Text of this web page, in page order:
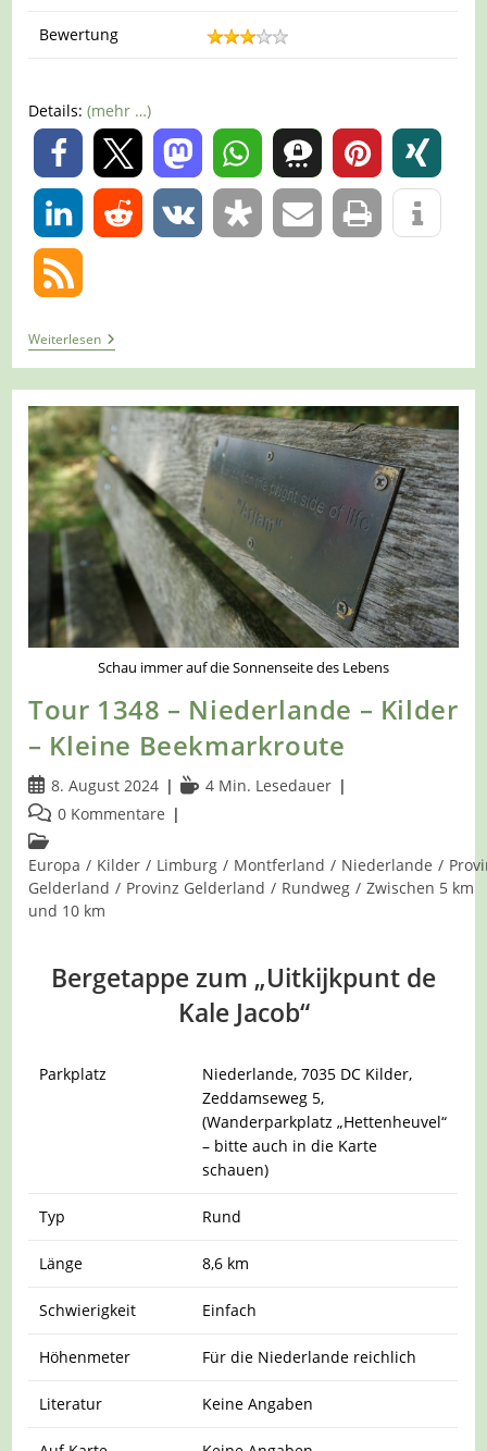
Bewertung
Details:(mehr …)
0
0
WeiterlesenTour
1379
–
Niederlande
–
Lingewaard-
Doornenburg
–
Einmal
Um
Die
Doornenburg
Schau immer auf die Sonnenseite des Lebens
Tour 1348 – Niederlande – Kilder
– Kleine Beekmarkroute
Beitrag
veröffentlicht:
8. August 2024 Lesedauer:
4 Min. Lesedauer
Beitrags-
Kommentare:
0 Kommentare
Beitrags-
Kategorie:
Europa / Kilder / Limburg / Montferland / Niederlande /
Gelderland / Provinz Gelderland / Rundweg / Zwischen 5 km
und 10 km
Bergetappe zum „Uitkijkpunt de
Kale Jacob“
Parkplatz
Niederlande, 7035 DC Kilder,
Zeddamseweg 5,
(Wanderparkplatz „Hettenheuvel“
– bitte auch in die Karte
schauen)
Typ Rund
Länge 8,6 km
Schwierigkeit Einfach
Höhenmeter Für die Niederlande reichlich
Literatur Keine Angaben